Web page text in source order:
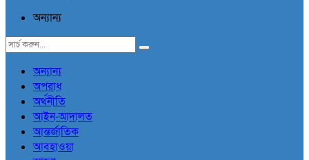
অন্যান্য
অন্যান্য
অপরাধ
অর্থনীতি
আইন-আদালত
আন্তর্জাতিক
আবহাওয়া